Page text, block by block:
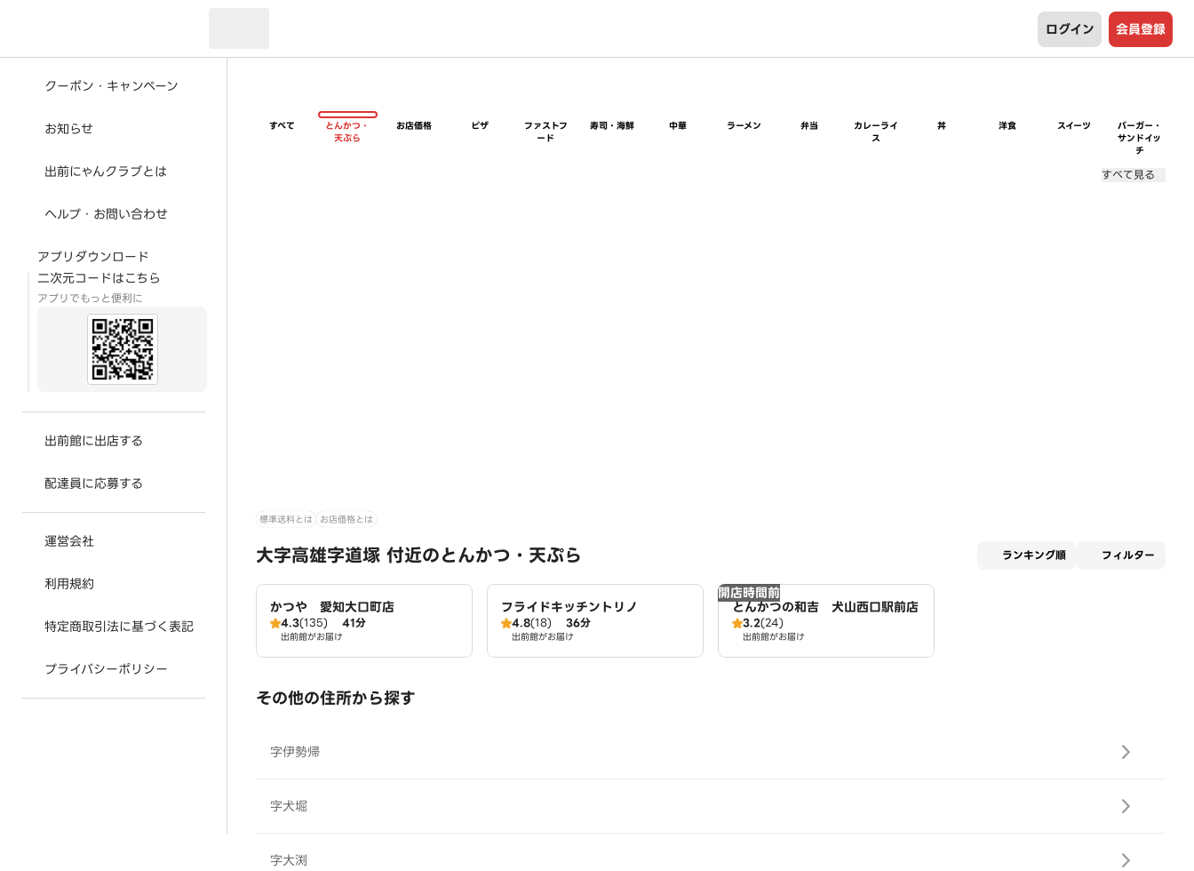
ログイン 会員登録
クーポン・キャンペーン
お知らせ
出前にゃんクラブとは
ヘルプ・お問い合わせ
アプリダウンロード
二次元コードはこちら
アプリでもっと便利に
出前館に出店する
配達員に応募する
運営会社
利用規約
特定商取引法に基づく表記
プライバシーポリシー
すべて
とんかつ・
天ぷら
お店価格 ピザ
ファストフ
ード
寿司・海鮮 中華 ラーメン 弁当
カレーライ
ス
丼 洋食 スイーツ
バーガー・
サンドイッ
チ
すべて見る
標準送料とは お店価格とは
大字高雄字道塚 付近のとんかつ・天ぷら ランキング順 フィルター
かつや 愛知大口町店
4.3(135) 41分
出前館がお届け
フライドキッチントリノ
4.8(18) 36分
出前館がお届け
開店時間前
とんかつの和吉 犬山西口駅前店
3.2(24)
出前館がお届け
その他の住所から探す
字伊勢帰
字犬堀
字大渕